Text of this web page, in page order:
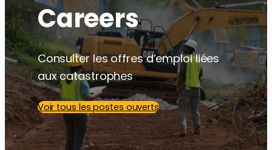
Careers
Consulter les offres d’emploi liées
aux catastrophes
Voir tous les postes ouverts